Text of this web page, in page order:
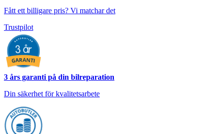
Fått ett billigare pris? Vi matchar det
Trustpilot
3 års garanti på din bilreparation
Din säkerhet för kvalitetsarbete